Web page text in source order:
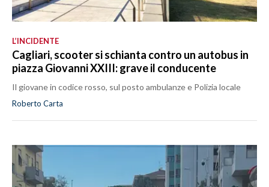
L’INCIDENTE
Cagliari, scooter si schianta contro un autobus in
piazza Giovanni XXIII: grave il conducente
Il giovane in codice rosso, sul posto ambulanze e Polizia locale
Roberto Carta